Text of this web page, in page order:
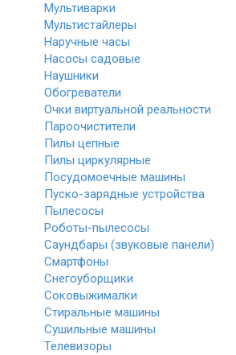
Мультиварки
Мультистайлеры
Наручные часы
Насосы садовые
Наушники
Обогреватели
Очки виртуальной реальности
Пароочистители
Пилы цепные
Пилы циркулярные
Посудомоечные машины
Пуско-зарядные устройства
Пылесосы
Роботы-пылесосы
Саундбары (звуковые панели)
Смартфоны
Снегоуборщики
Соковыжималки
Стиральные машины
Сушильные машины
Телевизоры